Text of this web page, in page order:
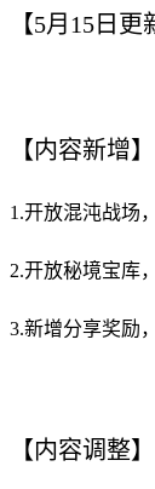
【5月15日更
【内容新增】
1.开放混沌战场
2.开放秘境宝库
3.新增分享奖励
【内容调整】